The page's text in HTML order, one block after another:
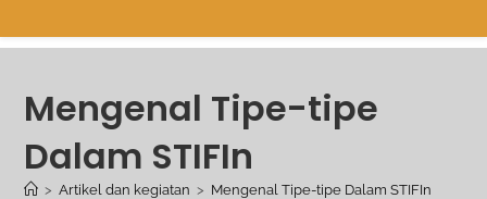
Mengenal Tipe-tipe
Dalam STIFIn
> Artikel dan kegiatan > Mengenal Tipe-tipe Dalam STIFIn